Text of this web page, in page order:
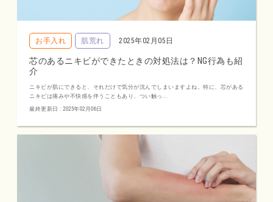
お手入れ 肌荒れ 2025年02月05日
芯のあるニキビができたときの対処法は？NG行為も紹
介
ニキビが肌にできると、それだけで気分が沈んでしまいますよね。特に、芯がある
ニキビは痛みや不快感を伴うこともあり、つい触っ...
最終更新日 : 2025年02月06日